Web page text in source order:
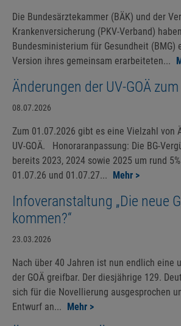
Die Bundesärztekammer (BÄK) und der
Krankenversicherung (PKV-Verband)
Bundesministerium für Gesundheit (BMG)
Version ihres gemeinsam erarbeiteten...
Änderungen der UV-GOÄ
08.07.2026
Zum 01.07.2026 gibt es eine Vielzahl von
UV-GOÄ. Honoraranpassung: Die BG-
bereits 2023, 2024 sowie 2025 um rund
01.07.26 und 01.07.27... Mehr >
Infoveranstaltung „Die neue
kommen?“
23.03.2026
Nach über 40 Jahren ist nun endlich eine
der GOÄ greifbar. Der diesjährige 129.
sich für die Novellierung ausgesprochen
Entwurf an... Mehr >